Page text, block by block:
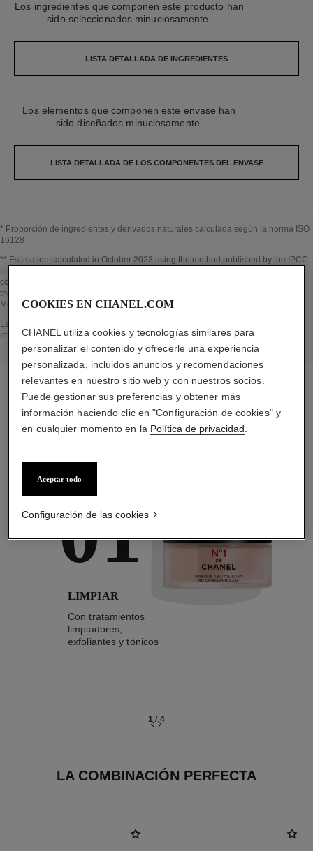
Los ingredientes que componen este producto han
sido seleccionados minuciosamente.
LISTA DETALLADA DE INGREDIENTES
Los elementos que componen este envase han
sido diseñados minuciosamente.
LISTA DETALLADA DE LOS COMPONENTES DEL ENVASE
* Proporción de ingredientes y derivados naturales calculada según la norma ISO
16128
Volver al título↩
** Estimation calculated in October 2023 using the method published by the IPCC
in 2013 and in compliance with ISO 14067. Scope of analysis: manufacture of
cosmetic ingredients and packaging components, production, distribution, use of
the product (if relevant to the product) and end of life of the packaging.
Methodology verified by Bureau Veritas.
Volver al título↩
La sección EN EL CORAZÓN DEL PRODUCTO se ha elaborado a partir de
información recopilada y validada en octubre 2023.
la rutina específica
01
LIMPIAR
Con tratamientos
limpiadores,
exfoliantes y tónicos
1/4
LA COMBINACIÓN PERFECTA
COOKIES EN CHANEL.COM
CHANEL utiliza cookies y tecnologías similares para
personalizar el contenido y ofrecerle una experiencia
personalizada, incluidos anuncios y recomendaciones
relevantes en nuestro sitio web y con nuestros socios.
Puede gestionar sus preferencias y obtener más
información haciendo clic en "Configuración de cookies" y
en cualquier momento en la Política de privacidad
Aceptar todo
Configuración de las cookies